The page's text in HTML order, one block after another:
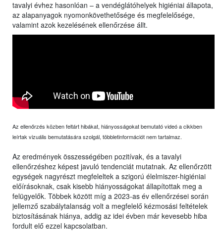
tavalyi évhez hasonlóan – a vendéglátóhelyek higiéniai állapota,
az alapanyagok nyomonkövethetősége és megfelelősége,
valamint azok kezelésének ellenőrzése állt.
Az ellenőrzés közben feltárt hibákat, hiányosságokat bemutató videó a cikkben
leírtak vizuális bemutatására szolgál, többletinformációt nem tartalmaz.
Az eredmények összességében pozitívak, és a tavalyi
ellenőrzéshez képest javuló tendenciát mutatnak. Az ellenőrzött
egységek nagyrészt megfeleltek a szigorú élelmiszer-higiéniai
előírásoknak, csak kisebb hiányosságokat állapítottak meg a
felügyelők. Többek között míg a 2023-as év ellenőrzései során
jellemző szabálytalanság volt a megfelelő kézmosási feltételek
biztosításának hiánya, addig az idei évben már kevesebb hiba
fordult elő ezzel kapcsolatban.